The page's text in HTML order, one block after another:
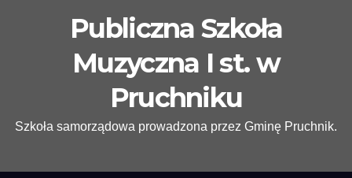
Publiczna Szkoła
Muzyczna I st. w
Pruchniku
Szkoła samorządowa prowadzona przez Gminę Pruchnik.